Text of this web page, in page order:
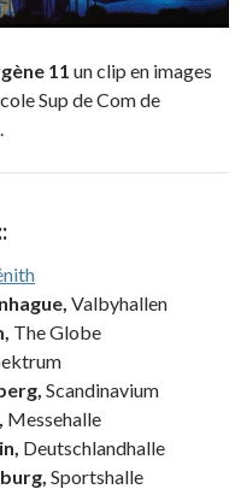
11 un clip en images
Sup de Com de
Valbyhallen
The Globe
Scandinavium
Messehalle
Deutschlandhalle
Sportshalle